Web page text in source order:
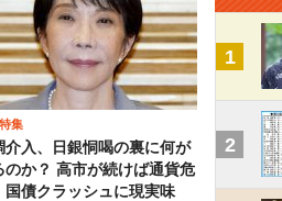
集
介入、日銀恫喝の裏に何が
のか？ 高市が続けば通貨危
国債クラッシュに現実味
1
2